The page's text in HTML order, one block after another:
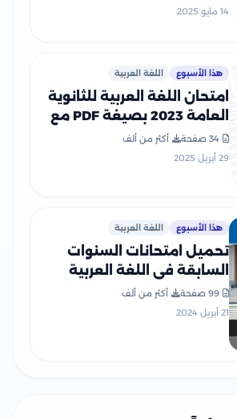
PDF
14 مايو 2025
هذا الأسبوع اللغة العربية
امتحان اللغة العربية للثانوية
العامة 2023 بصيغة PDF مع
نموذج الإجابة
34 صفحة
أكثر من ألف
29 أبريل 2025
هذا الأسبوع اللغة العربية
تحميل امتحانات السنوات
السابقة في اللغة العربية
للثانوية العامة (هدية كتاب
كيان)
99 صفحة
أكثر من ألف
21 أبريل 2024